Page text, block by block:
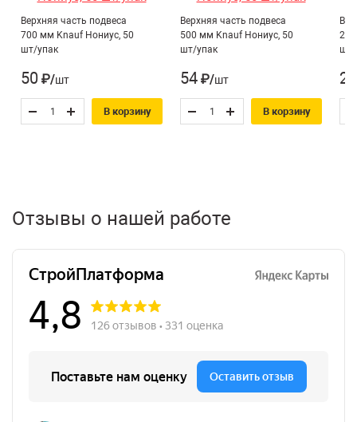
Верхняя часть подвеса
700 мм Knauf Нониус, 50
шт/упак
50 ₽/шт
В корзину
Верхняя часть подвеса
500 мм Knauf Нониус, 50
шт/упак
54 ₽/шт
В корзину
шт/
23
Отзывы о нашей работе